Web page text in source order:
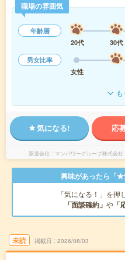
職場の雰囲気
年齢層
20代
30代
男女比率
女性
気になる! 応
派遣会社 マンパワーグループ株式会
興味があったら「★
「気になる！」を
「面談確約」 や 「
未読 掲載日 2026/08/03